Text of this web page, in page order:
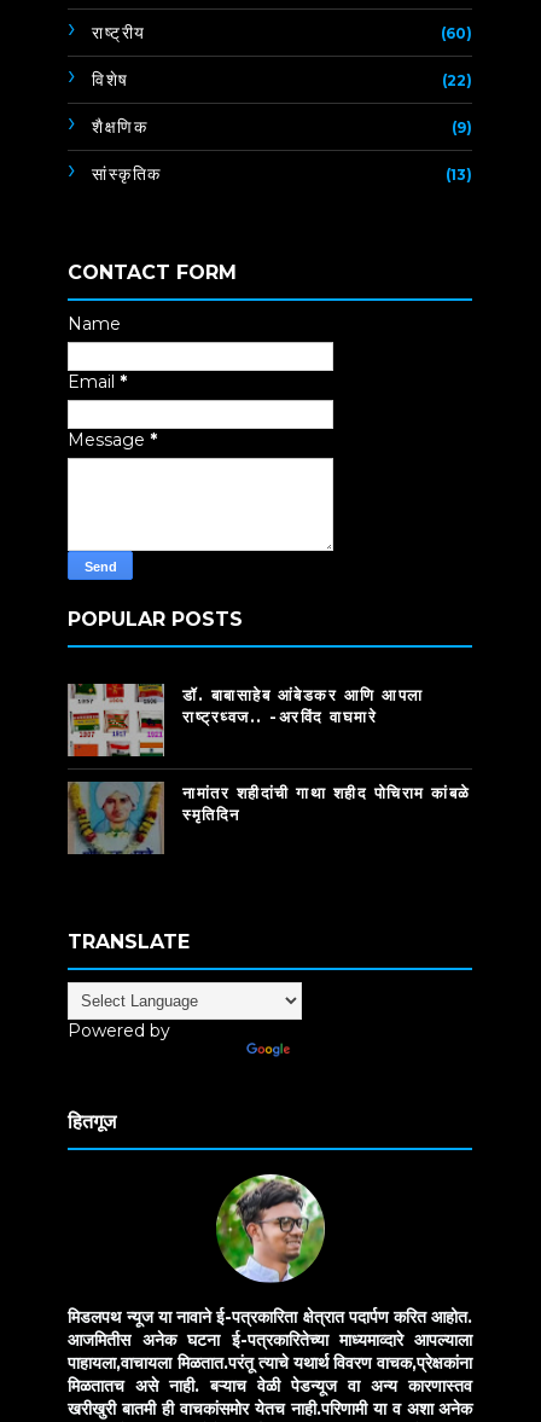
राष्ट्रीय (60)
विशेष (22)
शैक्षणिक (9)
सांस्कृतिक (13)
CONTACT FORM
Name
Email *
Message *
POPULAR POSTS
डॉ. बाबासाहेब आंबेडकर आणि आपला
राष्ट्रध्वज.. -अरविंद वाघमारे
नामांतर शहीदांची गाथा शहीद पोचिराम कांबळे
स्मृतिदिन
TRANSLATE
Powered by
हितगूज
मिडलपथ न्यूज या नावाने ई-पत्रकारिता क्षेत्रात पदार्पण करित आहोत.
आजमितीस अनेक घटना ई-पत्रकारितेच्या माध्यमाव्दारे आपल्याला
पाहायला,वाचायला मिळतात.परंतू त्याचे यथार्थ विवरण वाचक,प्रेक्षकांना
मिळतातच असे नाही. बऱ्याच वेळी पेडन्यूज वा अन्य कारणास्तव
खरीखुरी बातमी ही वाचकांसमोर येतच नाही.परिणामी या व अशा अनेक